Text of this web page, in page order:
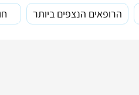
הרופאים הנצפים ביותר